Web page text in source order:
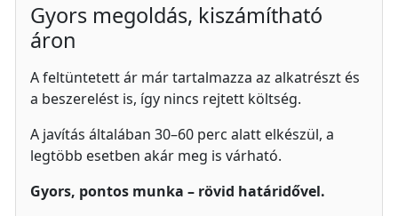
Gyors megoldás, kiszámítható
áron
A feltüntetett ár már tartalmazza az alkatrészt és
a beszerelést is, így nincs rejtett költség.
A javítás általában 30–60 perc alatt elkészül, a
legtöbb esetben akár meg is várható.
Gyors, pontos munka – rövid határidővel.